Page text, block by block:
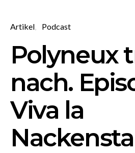
Artikel Podcast
Polyneux
nach.
Viva la